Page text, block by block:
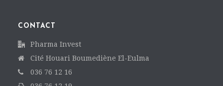
CONTACT
Pharma Invest
Cité Houari Boumediène El-Eulma
036 76 12 16